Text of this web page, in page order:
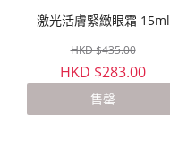
激光活膚緊緻眼霜 15ml
HKD $435.00
HKD $283.00
售罄